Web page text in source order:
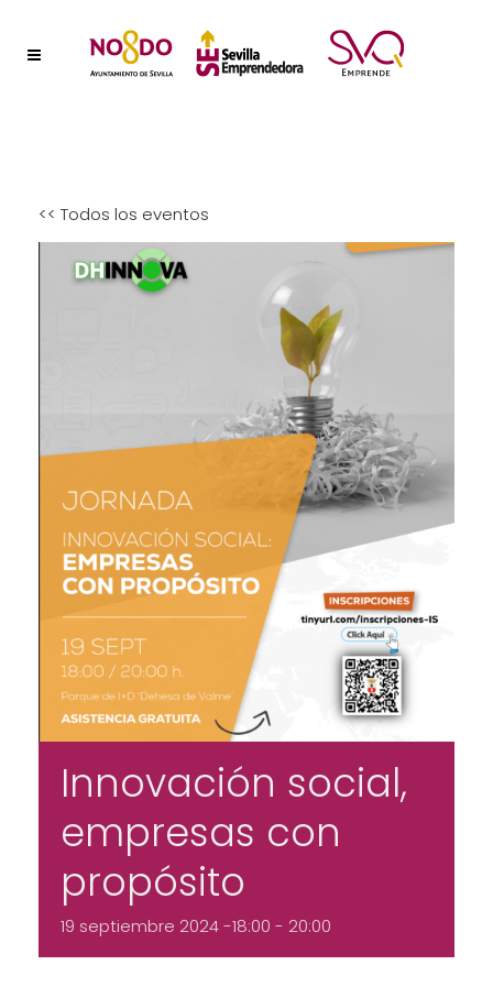
<< Todos los eventos
Innovación social,
empresas con
propósito
19 septiembre 2024 -18:00 - 20:00